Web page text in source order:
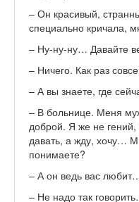
– Он красивый,
специально кричала,
– Ну-ну-ну… Давайте
– Ничего. Как раз
– А вы знаете, где
– В больнице. Меня
доброй. Я же не
давать, а жду, хочу…
понимаете?
– А он ведь вас
– Не надо так